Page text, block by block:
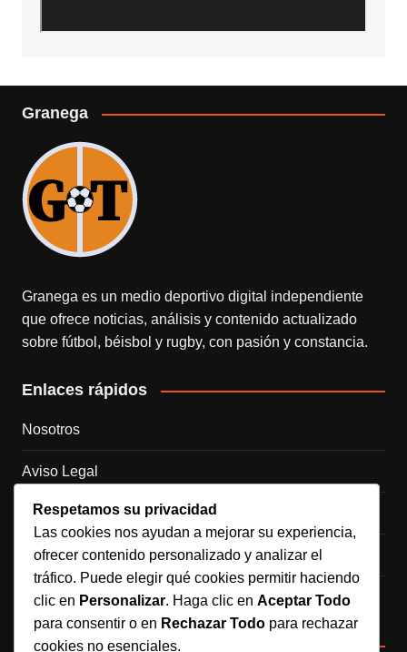
Granega
Granega es un medio deportivo digital independiente
que ofrece noticias, análisis y contenido actualizado
sobre fútbol, béisbol y rugby, con pasión y constancia.
Enlaces rápidos
Nosotros
Aviso Legal
Política de Cookies
Política de Privacidad
Contacto
Redes sociales
Respetamos su privacidad
Las cookies nos ayudan a mejorar su experiencia,
ofrecer contenido personalizado y analizar el
tráfico. Puede elegir qué cookies permitir haciendo
clic en Personalizar. Haga clic en Aceptar Todo
para consentir o en Rechazar Todo para rechazar
cookies no esenciales.